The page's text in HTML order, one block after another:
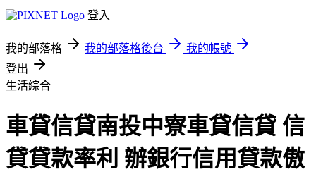
登入
我的部落格 我的部落格後台
我的帳號
登出
生活綜合
車貸信貸南投中寮車貸信貸 信
貸貸款率利 辦銀行信用貸款傲